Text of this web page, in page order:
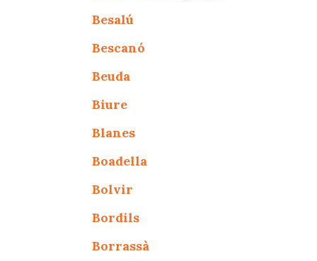
Besalú
Bescanó
Beuda
Biure
Blanes
Boadella
Bolvir
Bordils
Borrassà